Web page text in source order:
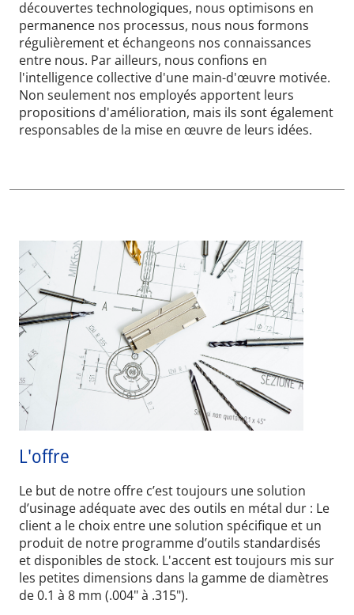
découvertes technologiques, nous optimisons en
permanence nos processus, nous nous formons
régulièrement et échangeons nos connaissances
entre nous. Par ailleurs, nous confions en
l'intelligence collective d'une main-d'œuvre motivée.
Non seulement nos employés apportent leurs
propositions d'amélioration, mais ils sont également
responsables de la mise en œuvre de leurs idées.
L'offre
Le but de notre offre c’est toujours une solution
d’usinage adéquate avec des outils en métal dur : Le
client a le choix entre une solution spécifique et un
produit de notre programme d’outils standardisés
et disponibles de stock. L'accent est toujours mis sur
les petites dimensions dans la gamme de diamètres
de 0.1 à 8 mm (.004" à .315").